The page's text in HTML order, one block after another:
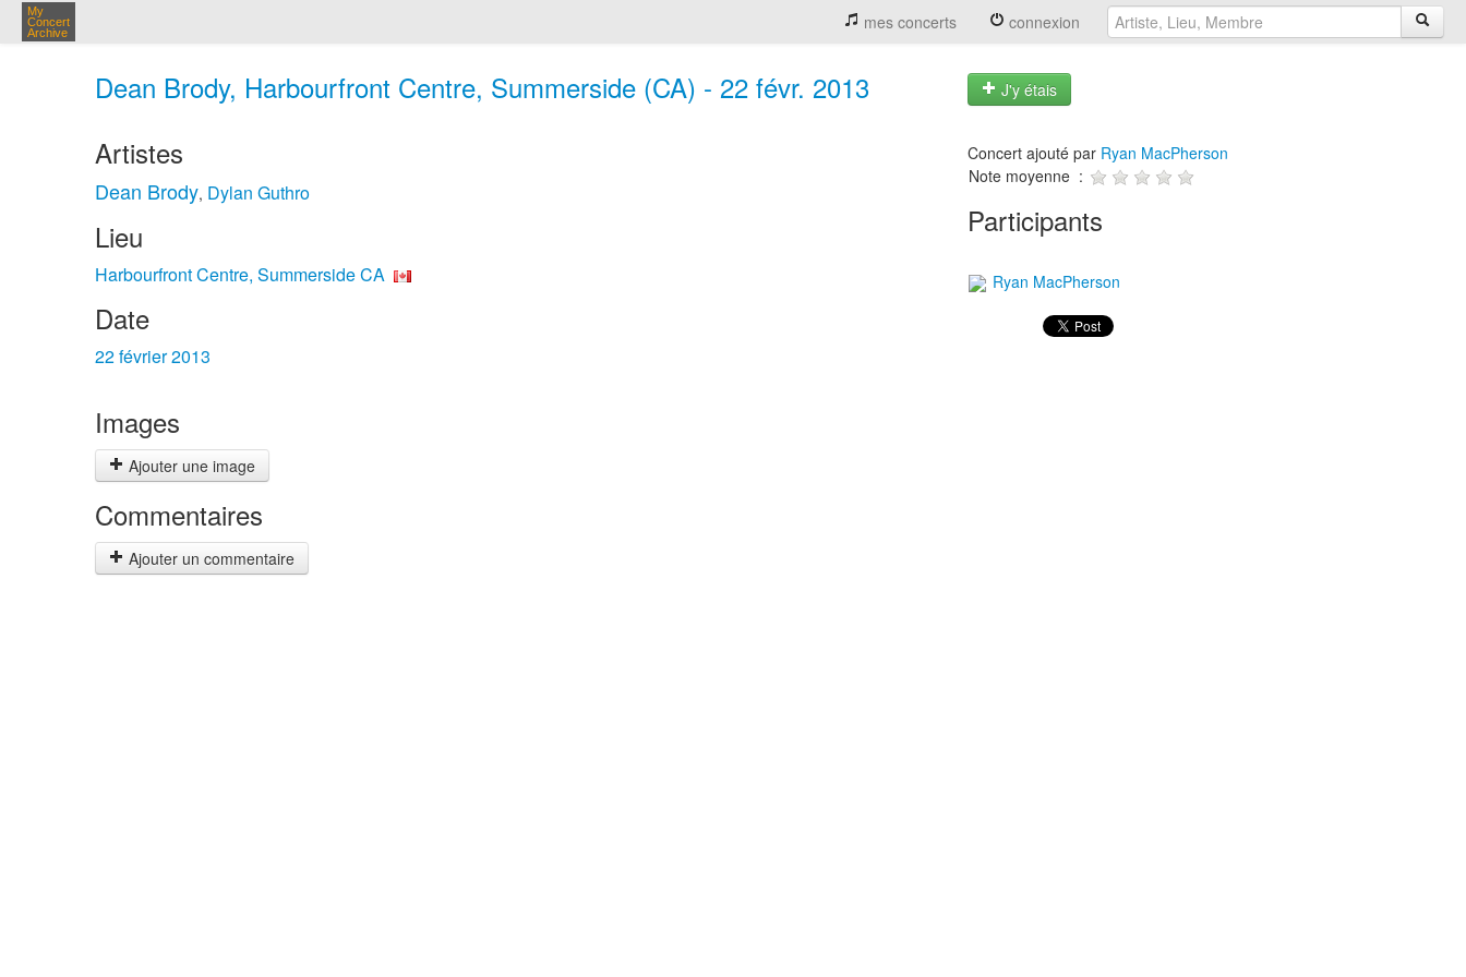
My
Concert
Archive
mes concerts connexion
Dean Brody, Harbourfront Centre, Summerside (CA) - 22 févr. 2013 J'y étais
Artistes
Dean Brody, Dylan Guthro
Lieu
Harbourfront Centre, Summerside CA
Date
22 février 2013
Images
Ajouter une image
Commentaires
Ajouter un commentaire
Concert ajouté par Ryan MacPherson
Note moyenne :
Participants
Ryan MacPherson